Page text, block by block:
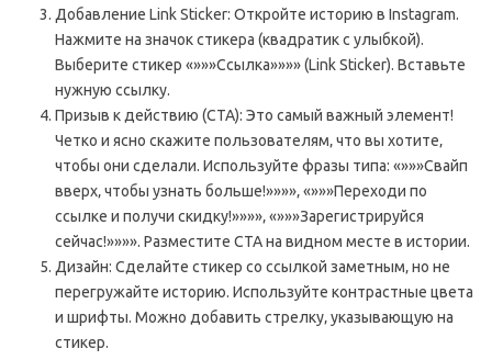
Добавление Link Sticker: Откройте историю в Instagram.
Нажмите на значок стикера (квадратик с улыбкой).
Выберите стикер «»»»Ссылка»»»» (Link Sticker). Вставьте
нужную ссылку.
Призыв к действию (CTA): Это самый важный элемент!
Четко и ясно скажите пользователям‚ что вы хотите‚
чтобы они сделали. Используйте фразы типа: «»»»Свайп
вверх‚ чтобы узнать больше!»»»»‚ «»»»Переходи по
ссылке и получи скидку!»»»»‚ «»»»Зарегистрируйся
сейчас!»»»». Разместите CTA на видном месте в истории.
Дизайн: Сделайте стикер со ссылкой заметным‚ но не
перегружайте историю. Используйте контрастные цвета
и шрифты. Можно добавить стрелку‚ указывающую на
стикер.